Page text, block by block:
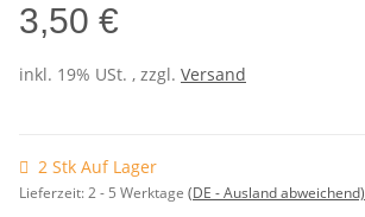
3,50 €
inkl. 19% USt. , zzgl. Versand
2 Stk Auf Lager
Lieferzeit:2 - 5 Werktage (DE - Ausland abweichend)